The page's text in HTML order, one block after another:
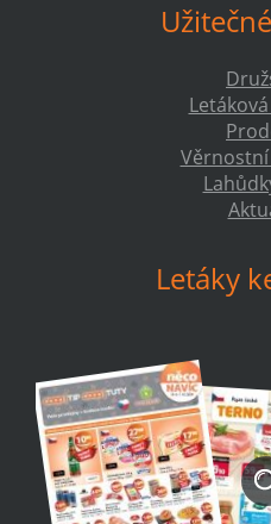
Letáky